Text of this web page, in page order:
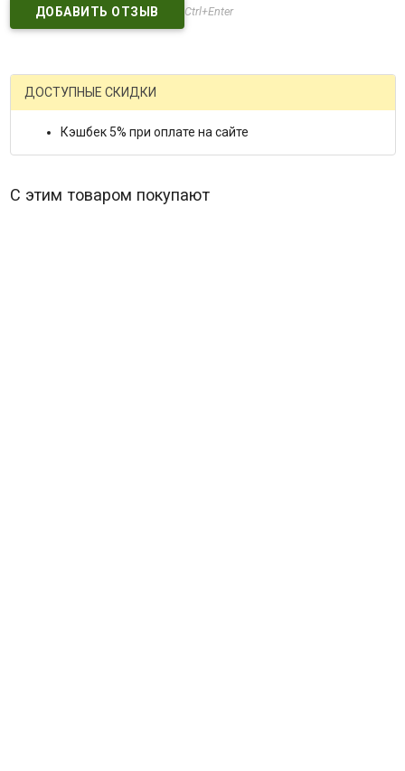
Ctrl+Enter
ДОСТУПНЫЕ СКИДКИ
Кэшбек 5% при оплате на сайте
С этим товаром покупают